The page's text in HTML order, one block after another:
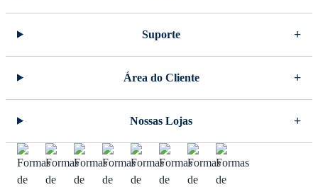
Suporte
Área do Cliente
Nossas Lojas